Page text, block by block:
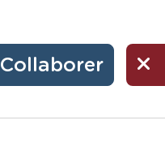
Collaborer